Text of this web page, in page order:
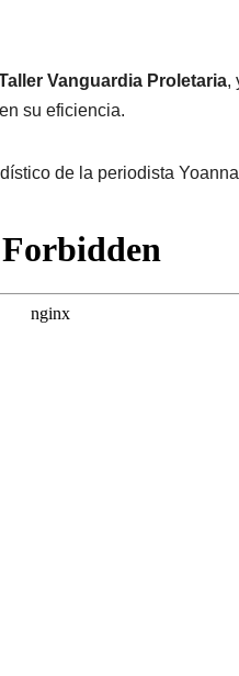
Vanguardia Proletaria,
su eficiencia.
de la periodista